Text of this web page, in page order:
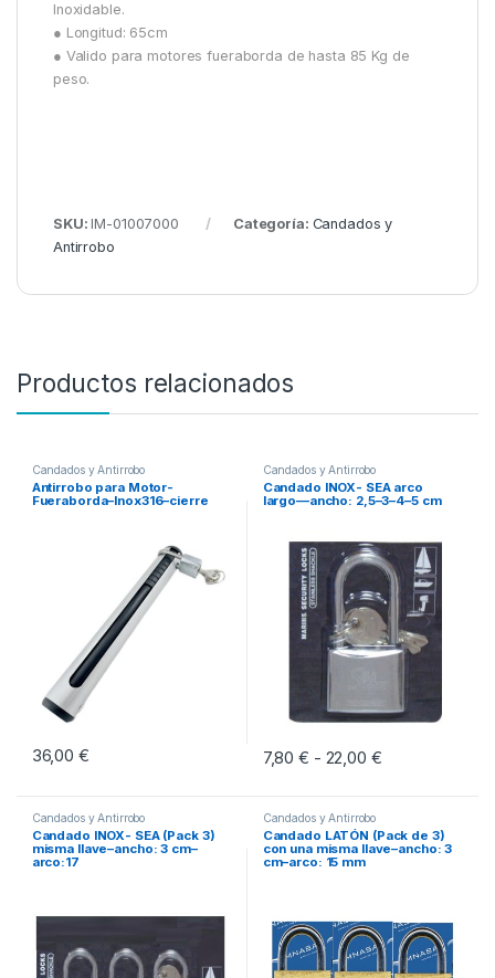
Inoxidable.
● Longitud: 65cm
● Valido para motores fueraborda de hasta 85 Kg de
peso.
SKU:IM-01007000 Categoría: Candados y
Antirrobo
Productos relacionados
Candados y Antirrobo
Antirrobo para Motor-
Fueraborda–Inox316–cierre
36,00 €
Candados y Antirrobo
Candado INOX- SEA arco
largo––ancho: 2,5–3–4–5 cm
7,80€ - 22,00 €Rango de
Este producto tiene múltiples
Candados y Antirrobo
Candado INOX- SEA (Pack 3)
misma llave–ancho: 3 cm–
arco:17
Candados y Antirrobo
Candado LATÓN (Pack de 3)
con una misma llave–ancho: 3
cm–arco: 15 mm